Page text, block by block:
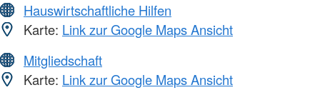
Hauswirtschaftliche Hilfen
Karte: Link zur Google Maps Ansicht
Mitgliedschaft
Karte: Link zur Google Maps Ansicht